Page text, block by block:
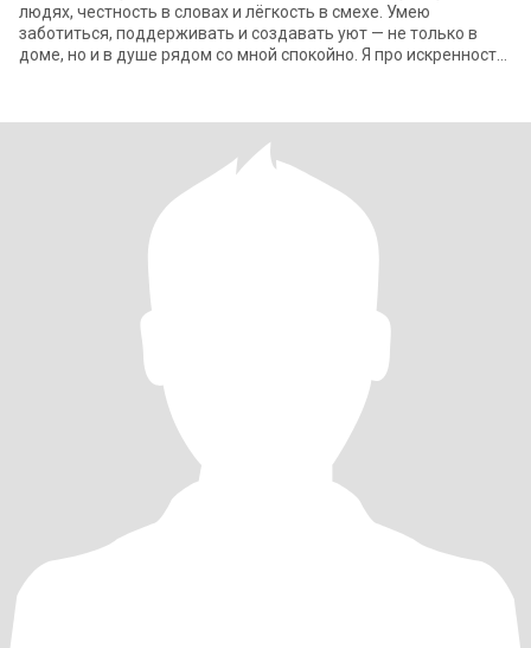
людях, честность в словах и лёгкость в смехе. Умею
заботиться, поддерживать и создавать уют — не только в
доме, но и в душе рядом со мной спокойно. Я про искренность,